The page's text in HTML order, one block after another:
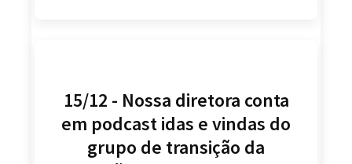
15/12 - Nossa diretora conta
em podcast idas e vindas do
grupo de transição da